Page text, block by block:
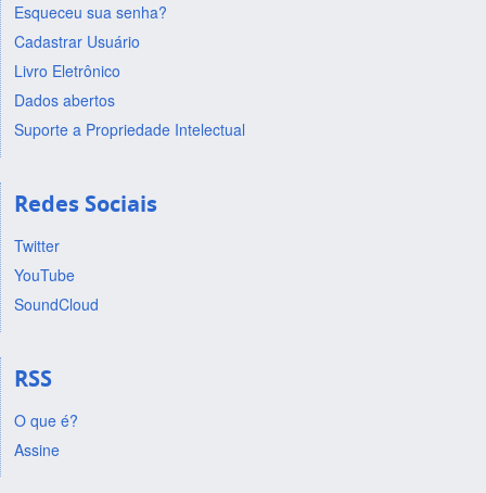
Esqueceu sua senha?
Cadastrar Usuário
Livro Eletrônico
Dados abertos
Suporte a Propriedade Intelectual
Redes Sociais
Twitter
YouTube
SoundCloud
RSS
O que é?
Assine